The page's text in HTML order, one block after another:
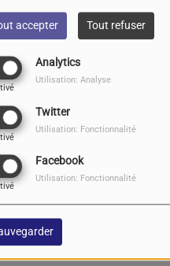
accepter Tout refuser
Analytics
Utilisation: Analyse
Twitter
Utilisation: Fonctionnalité
Facebook
Utilisation: Fonctionnalité